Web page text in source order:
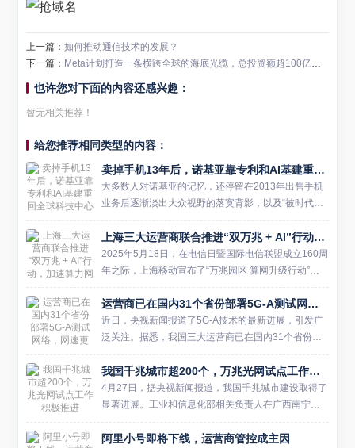
上一篇：如何推动通信技术的发展？
下一篇： Meta计划打造一条横跨全球的海底光缆，总投资额超100亿美元
也许您对下面的内容还感兴趣：
暂无相关推荐！
给您推荐相同类型的内容：
卖掉手机13年后，诺基亚靠专利和AI基建重回全球科技中心
大多数人对诺基亚的记忆，还停留在2013年出售手机
业务后逐渐淡出大众视野的落寞背影，以及“被时代淘
汰”的盖棺定论。但现实是，这家被误以为“消失”的企
业，已经在悄然间完成了一场堪称教科书级别的商业
重生。20...
上海三大运营商联合推进“双万兆 + AI”行动，加速算力网络升级
2025年5月18日，在电信日暨国际电信联盟成立160周
年之际，上海移动宣布了“万兆园区 算网升级行动”计
划。该计划旨在率先于上海开展“万兆光网”试点建设，
打造低至1毫秒时延的浦江算力光网。同时，上海移
动...
运营商已在国内31个省份部署5G-A测试网络，网速更快、不额外收费
近日，央视新闻报道了5G-A技术的最新进展，引发广
泛关注。据悉，我国三大运营商已在国内31个省份部
署了5G-A测试网络，为用户带来更快、更优质的通信
体验，并且不会额外收取费用。 相较于5G，5G-A在
容量...
我国千兆城市超200个，万兆光网试点工作积极推进
4月27日，据央视新闻报道，我国千兆城市建设取得了
显著进展。工业和信息化部相关负责人在广西南宁举
行的“光华杯”千兆光网应用创新大赛上透露，全国千兆
城市数量已超过200个，这一数字覆盖了近三分之二的
阿里小号即将下线，运营商管控成主因